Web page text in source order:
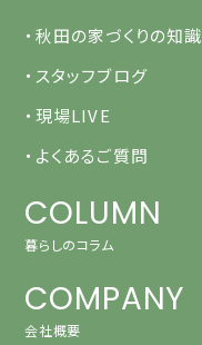
・秋田の家づくりの知識
・スタッフブログ
・現場LIVE
・よくあるご質問
COLUMN
暮らしのコラム
COMPANY
会社概要